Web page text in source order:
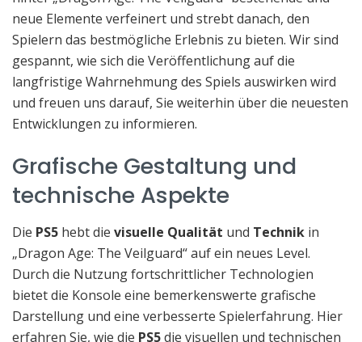
neue Elemente verfeinert und strebt danach, den
Spielern das bestmögliche Erlebnis zu bieten. Wir sind
gespannt, wie sich die Veröffentlichung auf die
langfristige Wahrnehmung des Spiels auswirken wird
und freuen uns darauf, Sie weiterhin über die neuesten
Entwicklungen zu informieren.
Grafische Gestaltung und
technische Aspekte
Die PS5 hebt die visuelle Qualität und Technik in
„Dragon Age: The Veilguard“ auf ein neues Level.
Durch die Nutzung fortschrittlicher Technologien
bietet die Konsole eine bemerkenswerte grafische
Darstellung und eine verbesserte Spielerfahrung. Hier
erfahren Sie, wie die PS5die visuellen und technischen